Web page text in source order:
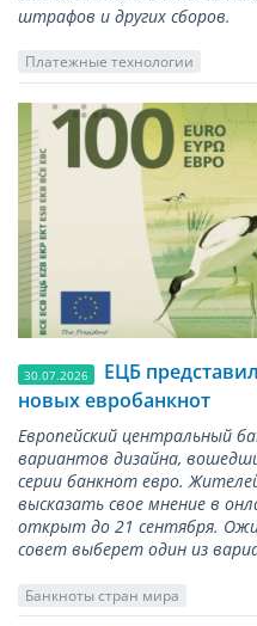
штрафов и других сборов.
Платежные технологии
30.07.2026
ЕЦБ
новых евробанкнот
Европейский центральный
вариантов дизайна,
серии банкнот евро.
высказать свое мнение в
открыт до 21 сентября.
совет выберет один из
Банкноты стран мира